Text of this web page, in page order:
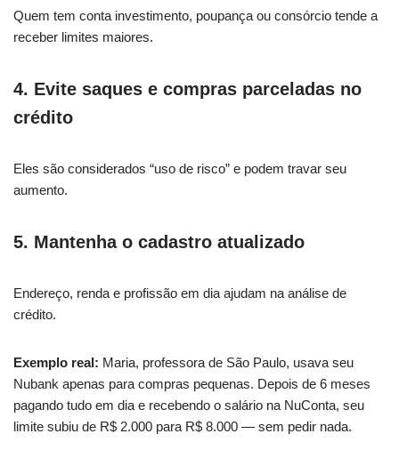
Quem tem conta investimento, poupança ou consórcio tende a
receber limites maiores.
4. Evite saques e compras parceladas no
crédito
Eles são considerados “uso de risco” e podem travar seu
aumento.
5. Mantenha o cadastro atualizado
Endereço, renda e profissão em dia ajudam na análise de
crédito.
Exemplo real: Maria, professora de São Paulo, usava seu
Nubank apenas para compras pequenas. Depois de 6 meses
pagando tudo em dia e recebendo o salário na NuConta, seu
limite subiu de R$ 2.000 para R$ 8.000 — sem pedir nada.